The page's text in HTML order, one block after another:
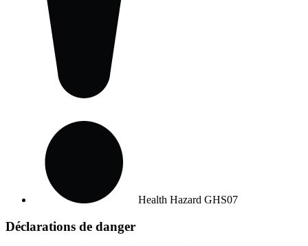
Health Hazard GHS07
Déclarations de danger